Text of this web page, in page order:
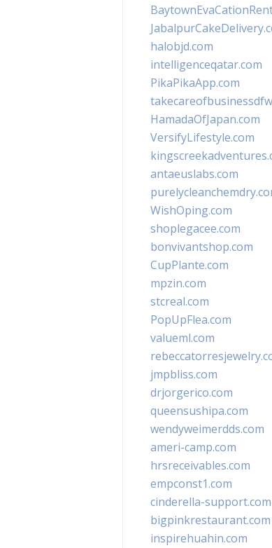
halobjd.com
intelligenceqatar.com
PikaPikaApp.com
HamadaOfJapan.com
VersifyLifestyle.com
antaeuslabs.com
WishOping.com
shoplegacee.com
bonvivantshop.com
CupPlante.com
mpzin.com
stcreal.com
PopUpFlea.com
valueml.com
jmpbliss.com
drjorgerico.com
queensushipa.com
wendyweimerdds.com
ameri-camp.com
hrsreceivables.com
empconst1.com
cinderella-support.com
bigpinkrestaurant.com
inspirehuahin.com